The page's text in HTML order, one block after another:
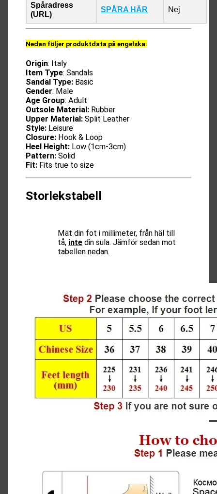
Spåradress
(URL)
SPÅRA HÄR Nej
Nedan följer produktdata på engelska:
Origin: Italy
Item Type: Sandals
Sandal Type: Basic
Gender: Male
Age Group: Adult
Outsole Material: Rubber
Upper Material: Split Leather
Style: Leisure
Closure: Hook & Loop
Heel Height: Low (1cm-3cm)
Pattern: Solid
Fit: Fits true to size
Storlekstabell
Mät din fot i millimeter, från häl till
tå, intedin sula. Jämför sedan mot
tabellen nedan.